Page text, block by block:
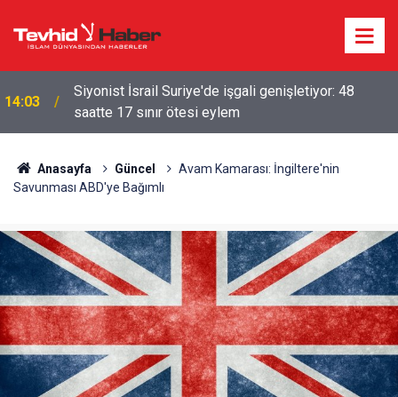
Siyonist İsrail Suriye'de işgali genişletiyor: 48
saatte 17 sınır ötesi eylem
09:23
ABD VE İŞGALCİ İSRAİL GEMİLERİNE HÜRMÜZ
YASAĞI
Anasayfa Güncel
Avam Kamarası: İngiltere'nin
Savunması ABD'ye Bağımlı